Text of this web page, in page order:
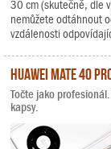
30 cm (skutečně, dle
nemůžete odtáhnout
vzdálenosti
Huawei Mate 40
Točte jako
kapsy.